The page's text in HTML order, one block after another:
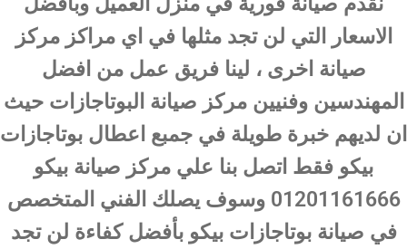
الاسعار التي لن تجد مثلها في اي مراكز مركز
صيانة اخرى ، لينا فريق عمل من افضل
المهندسين وفنيين مركز صيانة البوتاجازات حيث
ان لديهم خبرة طويلة في جمبع اعطال بوتاجازات
بيكو فقط اتصل بنا علي مركز صيانة بيكو
01201161666 وسوف يصلك الفني المتخصص
في صيانة بوتاجازات بيكو بأفضل كفاءة لن تجد